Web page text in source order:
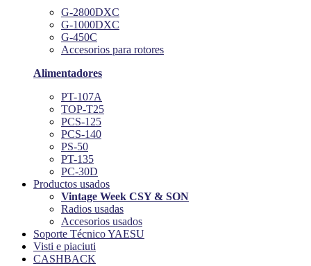
G-2800DXC
G-1000DXC
G-450C
Accesorios para rotores
Alimentadores
PT-107A
TOP-T25
PCS-125
PCS-140
PS-50
PT-135
PC-30D
Productos usados
Vintage Week CSY & SON
Radios usadas
Accesorios usados
Soporte Técnico YAESU
Visti e piaciuti
CASHBACK